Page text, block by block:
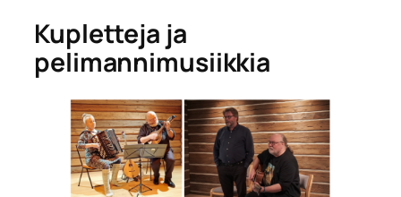
Kupletteja ja
pelimannimusiikkia